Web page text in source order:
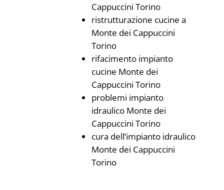
Cappuccini Torino
ristrutturazione cucine a
Monte dei Cappuccini
Torino
rifacimento impianto
cucine Monte dei
Cappuccini Torino
problemi impianto
idraulico Monte dei
Cappuccini Torino
cura dell’impianto idraulico
Monte dei Cappuccini
Torino